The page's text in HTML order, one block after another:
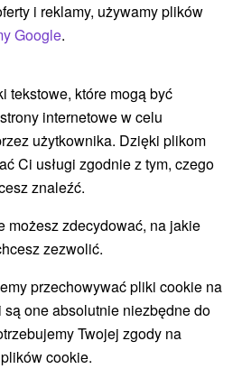
(1)
(1) Ośrodek narciarski(2)
(2)
Ďumbierom
i reklamy, używamy plików
Google.
tekstowe, które mogą być
internetowe w celu
użytkownika. Dzięki plikom
Ci usługi zgodnie z tym, czego
znaleźć.
możesz zdecydować, na jakie
zezwolić.
przechowywać pliki cookie na
one absolutnie niezbędne do
Twojej zgody na
cookie.